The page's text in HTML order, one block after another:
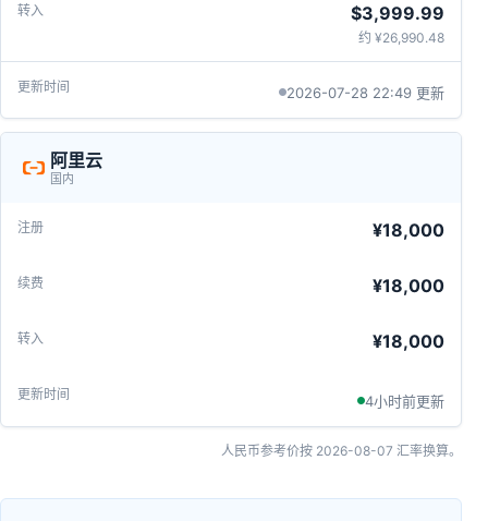
$3,999.99
约 ¥26,990.48
2026-07-28 22:49 更新
阿里云
国内
¥18,000
¥18,000
¥18,000
4小时前更新
人民币参考价按 2026-08-07 汇率换算。